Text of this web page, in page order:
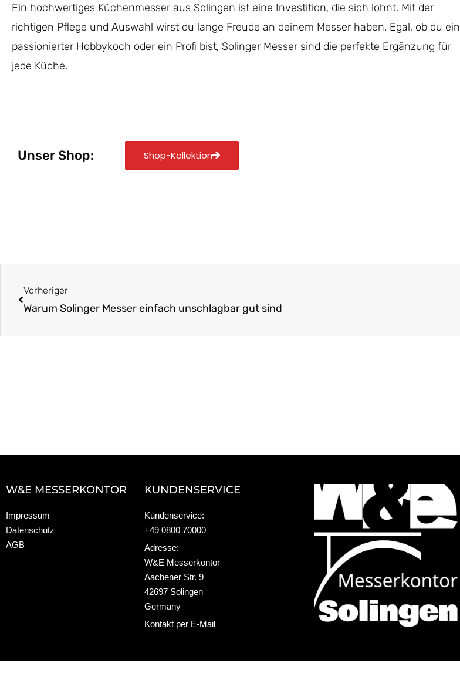
Ein hochwertiges Küchenmesser aus Solingen ist eine Investition, die sich lohnt. Mit der
richtigen Pflege und Auswahl wirst du lange Freude an deinem Messer haben. Egal, ob du ein
passionierter Hobbykoch oder ein Profi bist, Solinger Messer sind die perfekte Ergänzung für
jede Küche.
Unser Shop: Shop-Kollektion
Vorheriger
Warum Solinger Messer einfach unschlagbar gut sind
W&E MESSERKONTOR
Impressum
Datenschutz
AGB
KUNDENSERVICE
Kundenservice:
+49 0800 70000
Adresse:
W&E Messerkontor
Aachener Str. 9
42697 Solingen
Germany
Kontakt per E-Mail